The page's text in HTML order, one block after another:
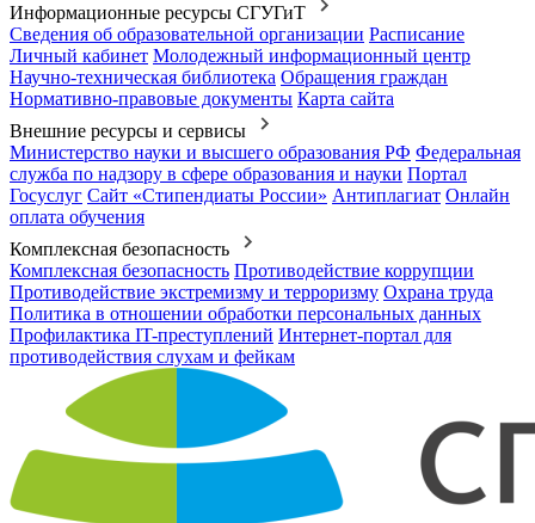
Информационные ресурсы СГУГиТ
Сведения об образовательной организации Расписание
Личный кабинет Молодежный информационный центр
Научно-техническая библиотека Обращения граждан
Нормативно-правовые документы Карта сайта
Внешние ресурсы и сервисы
Министерство науки и высшего образования РФ Федеральная
служба по надзору в сфере образования и науки Портал
Госуслуг Сайт «Стипендиаты России» Антиплагиат Онлайн
оплата обучения
Комплексная безопасность
Комплексная безопасность Противодействие коррупции
Противодействие экстремизму и терроризму Охрана труда
Политика в отношении обработки персональных данных
Профилактика IT-преступлений Интернет-портал для
противодействия слухам и фейкам